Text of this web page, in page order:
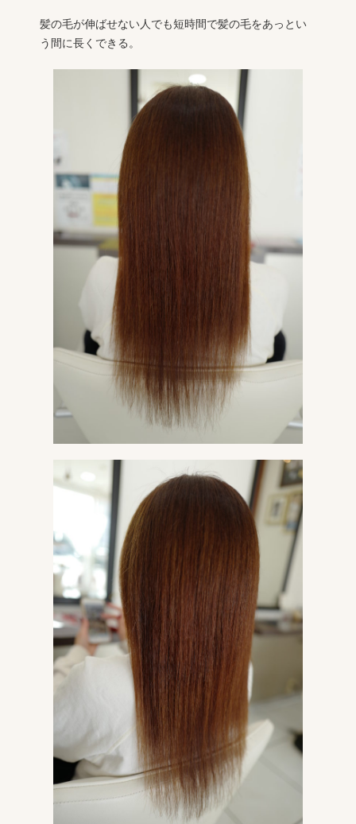
髪の毛が伸ばせない人でも短時間で髪の毛をあっとい
う間に長くできる。